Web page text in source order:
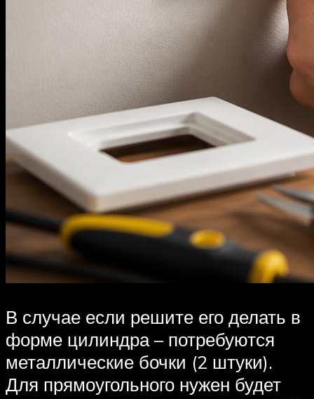
В случае если решите его делать в
форме цилиндра – потребуются
металлические бочки (2 штуки).
Для прямоугольного нужен будет